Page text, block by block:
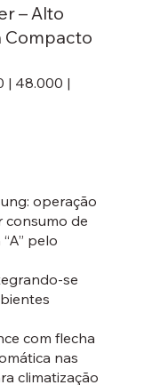
– Alto
Compacto
| 48.000 |
operação
consumo de
pelo
se
com flecha
nas
climatização